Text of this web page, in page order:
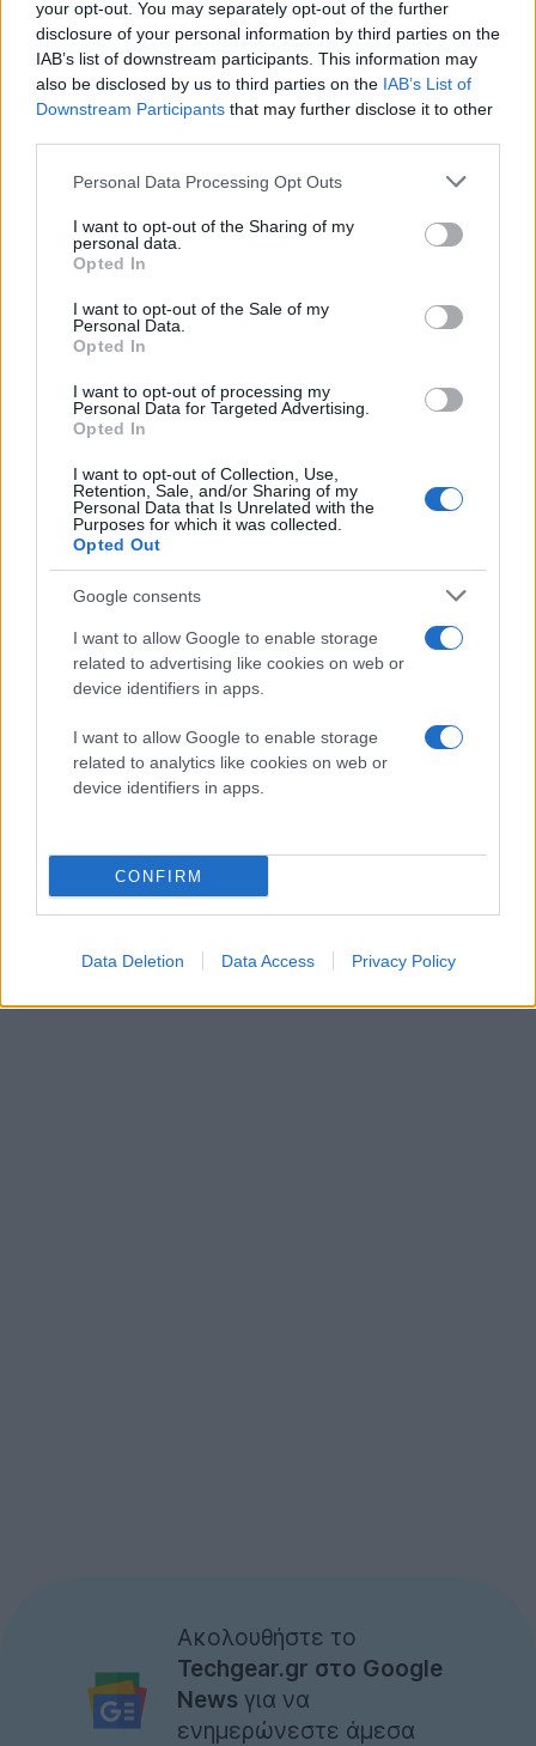
your opt-out. You may separately opt-out of the further
disclosure of your personal information by third parties on the
IAB’s list of downstream participants. This information may
also be disclosed by us to third parties on the IAB’s List of
Downstream Participants that may further disclose it to other
Please note that this website/app uses one or more Google
not limited to your visit or usage behaviour. You may click to
grant or deny consent to Google and its third-party tags to
use your data for below specified purposes in below Google
consent section.
Personal Data Processing Opt Outs
I want to opt-out of the Sharing of my
personal data.
Opted In
I want to opt-out of the Sale of my
Personal Data.
Opted In
I want to opt-out of processing my
Personal Data for Targeted Advertising.
Opted In
I want to opt-out of Collection, Use,
Retention, Sale, and/or Sharing of my
Personal Data that Is Unrelated with the
Purposes for which it was collected.
Opted Out
Google consents
I want to allow Google to enable storage
related to advertising like cookies on web or
device identifiers in apps.
I want to allow Google to enable storage
related to analytics like cookies on web or
device identifiers in apps.
CONFIRM
Data Deletion Data Access Privacy Policy
Αποθηκευτικός χώρος 4GB (επέκταση με microSD)
Δωρεάν 25GB στο Dropbox για δύο χρόνια
Κάμερα 5MP (720p) BSI f/2.0
WiFi 802.11 b/g/n, Bluetooth 4.0, microUSB
Λειτουργικό σύστημα Android 4.0 ICS με
περιβάλλον HTC Sense 4.0
Διαστάσεις 120.3 x 59.7 x 9.24mm
Θα κυκλοφορήσει τον Απρίλιο, σε άγνωστη μέχρι
στιγμής τιμή.
HTC One V - First look
Ακολουθήστε το
Techgear.gr στο Google
News για να
ενημερώνεστε άμεσα